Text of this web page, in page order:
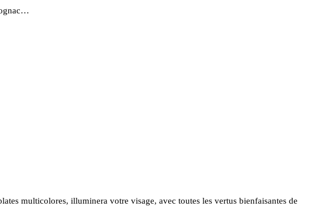
multicolores, illuminera votre visage, avec toutes les vertus bienfaisantes de